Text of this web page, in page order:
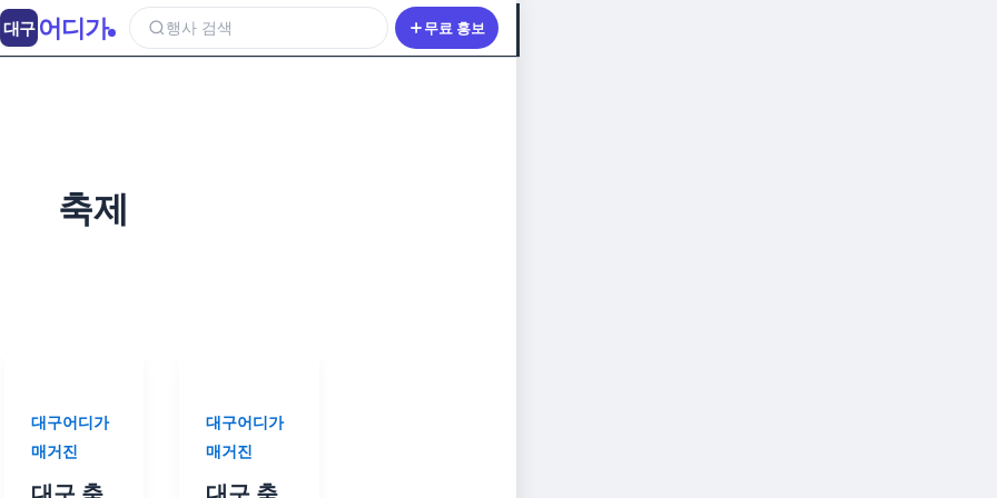
축제
대구어디가
매거진
대구어디가
매거진
대구 어디가 행사 검색 무료 홍보